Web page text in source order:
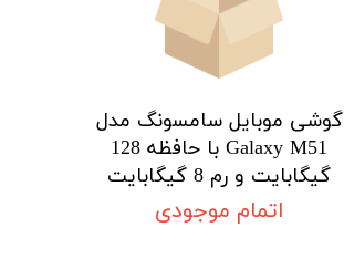
گوشی موبایل سامسونگ مدل
Galaxy M51 با حافظه 128
گیگابایت و رم 8 گیگابایت
اتمام موجودی